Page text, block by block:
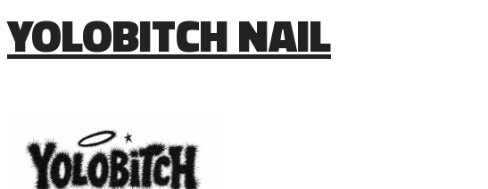
YOLOBITCH NAIL